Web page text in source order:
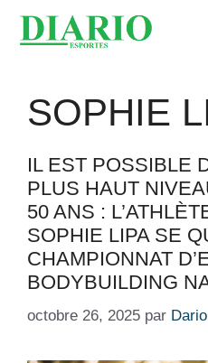
SOPHIE
IL EST POSSIBLE
PLUS HAUT
50 ANS :
SOPHIE LIPA SE
CHAMPIONNAT
BODYBUILDING
octobre 26, 2025 par Dario